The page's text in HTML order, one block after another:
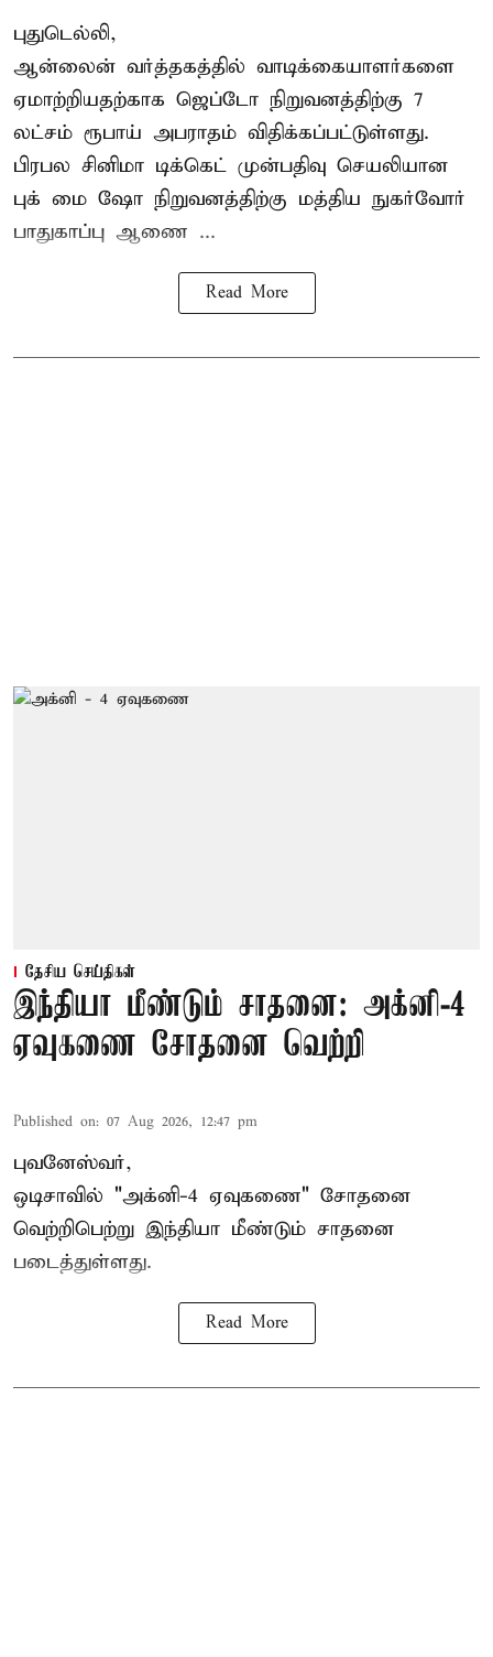
புதுடெல்லி,
ஆன்லைன் வர்த்தகத்தில் வாடிக்கையாளர்களை
ஏமாற்றியதற்காக ஜெப்டோ நிறுவனத்திற்கு 7
லட்சம் ரூபாய் அபராதம் விதிக்கப்பட்டுள்ளது.
பிரபல சினிமா டிக்கெட் முன்பதிவு செயலியான
புக் மை ஷோ நிறுவனத்திற்கு மத்திய நுகர்வோர்
பாதுகாப்பு ஆணை ...
Read More
தேசிய செய்திகள்
இந்தியா மீண்டும் சாதனை: அக்னி-4
ஏவுகணை சோதனை வெற்றி
Published on: 07 Aug 2026, 12:47 pm
புவனேஸ்வர்,
ஒடிசாவில் "அக்னி-4 ஏவுகணை" சோதனை
வெற்றிபெற்று இந்தியா மீண்டும் சாதனை
படைத்துள்ளது.
Read More